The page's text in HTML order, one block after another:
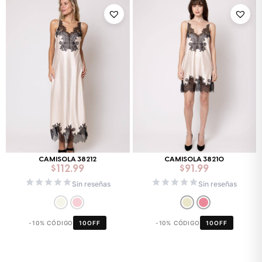
CAMISOLA 38212
$ 112.99
Sin reseñas
-10% CÓDIGO 10OFF
CAMISOLA 38210
$91.99
Sin reseñas
-10% CÓDIGO 10OFF